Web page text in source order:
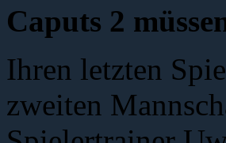
Caputs 2
Ihren letzten
zweiten